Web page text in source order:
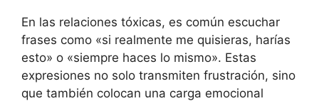
En las relaciones tóxicas, es común escuchar
frases como «si realmente me quisieras, harías
esto» o «siempre haces lo mismo». Estas
expresiones no solo transmiten frustración, sino
que también colocan una carga emocional